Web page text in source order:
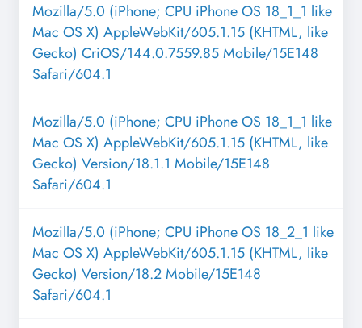
Mozilla/5.0 (iPhone; CPU iPhone OS 18_1_1 like
Mac OS X) AppleWebKit/605.1.15 (KHTML, like
Gecko) CriOS/144.0.7559.85 Mobile/15E148
Safari/604.1
Mozilla/5.0 (iPhone; CPU iPhone OS 18_1_1 like
Mac OS X) AppleWebKit/605.1.15 (KHTML, like
Gecko) Version/18.1.1 Mobile/15E148
Safari/604.1
Mozilla/5.0 (iPhone; CPU iPhone OS 18_2_1 like
Mac OS X) AppleWebKit/605.1.15 (KHTML, like
Gecko) Version/18.2 Mobile/15E148
Safari/604.1